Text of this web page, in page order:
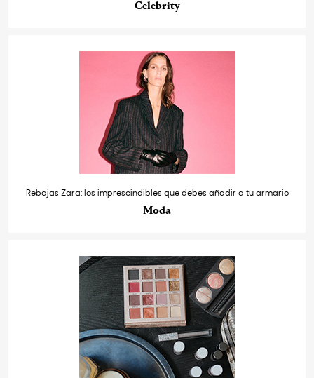
Celebrity
Rebajas Zara: los imprescindibles que debes añadir a tu armario
Moda